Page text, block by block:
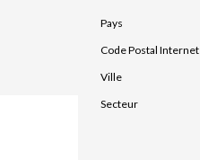
Pays
Code Postal Internet
Ville
Secteur